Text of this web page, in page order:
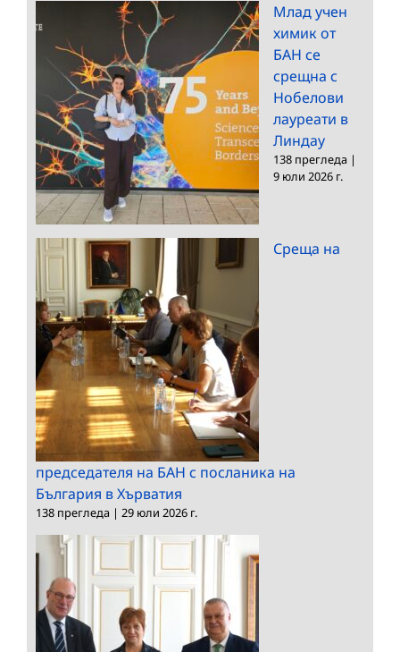
Млад учен
химик от
БАН се
срещна с
Нобелови
лауреати в
Линдау
138 прегледа |
9 юли 2026 г.
Среща на
председателя на БАН с посланика на
България в Хърватия
138 прегледа | 29 юли 2026 г.